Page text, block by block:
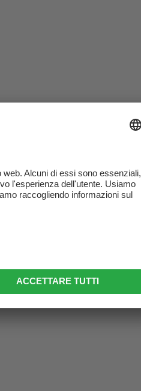
sulla
per quanto riguarda il
con la nostra
Riepler, Daniel
weyo, auremar,